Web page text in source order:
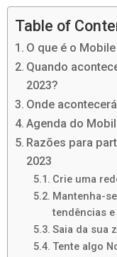
Table of
O que é o
Quando
2023?
Onde
Agenda do
Razões para
2023
Crie uma
Mantenha-
tendências
Saia da sua
Tente algo